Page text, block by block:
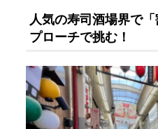
人気の寿司酒場界で
プローチで挑む！